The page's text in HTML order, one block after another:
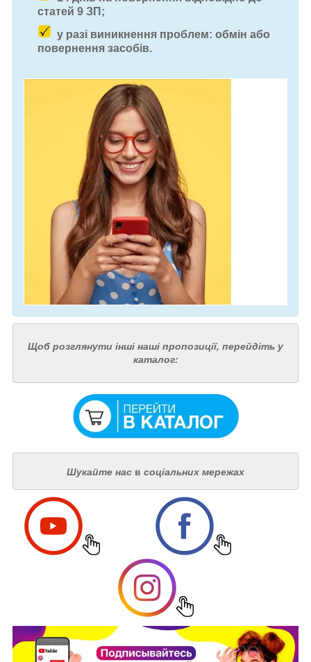
статей 9 ЗП;
у разі виникнення проблем: обмін або
повернення засобів.
Щоб розглянути інші наші пропозиції, перейдіть у
каталог:
Шукайте нас в соціальних мережах